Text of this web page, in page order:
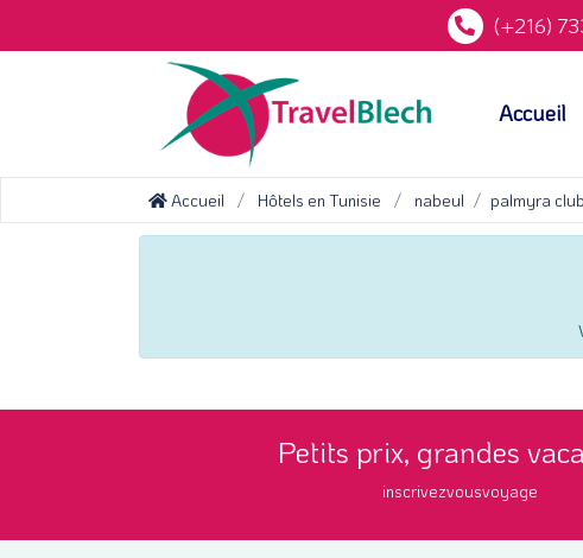
(+216)
Accueil
Accueil Hôtels en Tunisie nabeul palmyra
Petits prix, grandes
inscrivezvousvoyage